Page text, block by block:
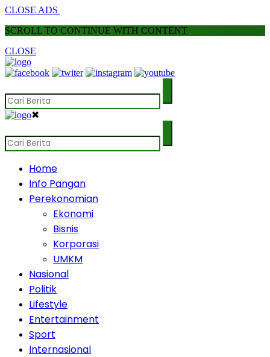
CLOSE ADS
SCROLL TO CONTINUE WITH CONTENT
CLOSE
✖
Home
Info Pangan
Perekonomian
Ekonomi
Bisnis
Korporasi
UMKM
Nasional
Politik
Lifestyle
Entertainment
Sport
Internasional